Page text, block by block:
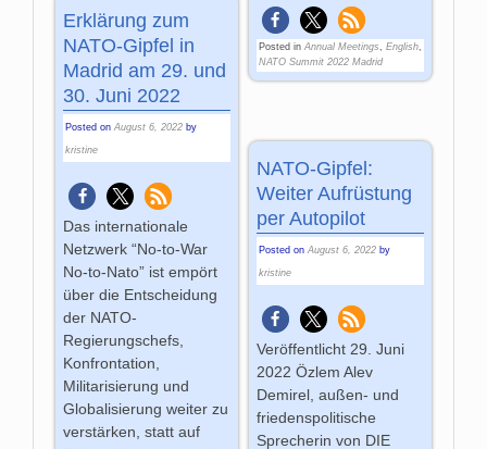
Posted in Annual Meetings English,
NATO Summit 2022 Madrid
Erklärung zum
NATO-Gipfel in
Madrid am 29. und
30. Juni 2022
Posted onAugust 6, 2022 by
kristine
Das internationale
Netzwerk “No-to-War
No-to-Nato” ist empört
über die Entscheidung
der NATO-
Regierungschefs,
Konfrontation,
Militarisierung und
Globalisierung weiter zu
verstärken, statt auf
NATO-Gipfel:
Weiter Aufrüstung
per Autopilot
Posted on August 6, 2022 by
kristine
Veröffentlicht 29. Juni
2022 Özlem Alev
Demirel, außen- und
friedenspolitische
Sprecherin von DIE